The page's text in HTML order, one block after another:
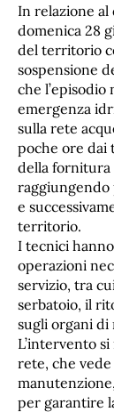
In relazione
domenica 28
del territorio
sospensione
che l’episodio
emergenza
sulla rete
poche ore dai
della fornitura
raggiungendo
e
territorio.
I tecnici
operazioni
servizio, tra
serbatoio, il
sugli organi di
L’intervento
rete, che
per garantire